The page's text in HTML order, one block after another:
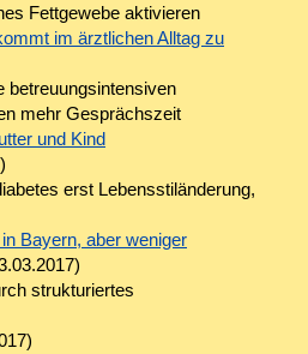
Fettgewebe aktivieren
im ärztlichen Alltag zu
betreuungsintensiven
mehr Gesprächszeit
und Kind
erst Lebensstiländerung,
Bayern, aber weniger
strukturiertes